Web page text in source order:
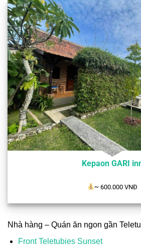
Kepaon GARI
~ 600.000 VNĐ
Nhà hàng – Quán ăn ngon gần
Front Teletubies Sunset